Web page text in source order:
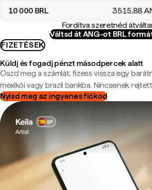
10 000 BRL 3515,88
Fordítva szeretnéd
Váltsd át ANG-ot BRL
FIZETÉSEK
Küldj és fogadj pénzt másodpercek alatt
Oszd meg a számlát, fizess vissza egy
mexikói vagy brazil bankba. Nincsenek
Nyisd meg az ingyenes fiókod